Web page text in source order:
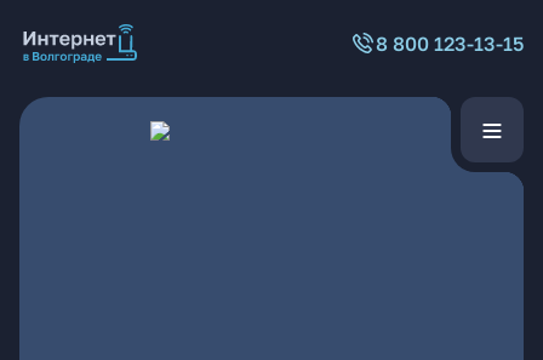
8 800 123-13-15